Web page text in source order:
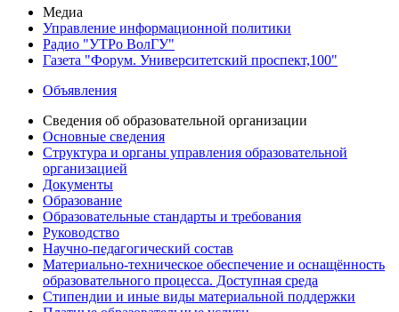
Медиа
Управление информационной политики
Радио "УТРо ВолГУ"
Газета "Форум. Университетский проспект,100"
Объявления
Сведения об образовательной организации
Основные сведения
Структура и органы управления образовательной
организацией
Документы
Образование
Образовательные стандарты и требования
Руководство
Научно-педагогический состав
Материально-техническое обеспечение и оснащённость
образовательного процесса. Доступная среда
Стипендии и иные виды материальной поддержки